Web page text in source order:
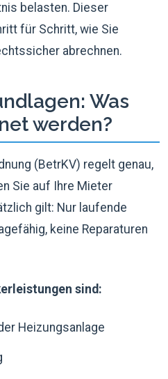
belasten. Dieser
für Schritt, wie Sie
abrechnen.
Was
werden?
(BetrKV) regelt genau,
Sie auf Ihre Mieter
gilt: Nur laufende
keine Reparaturen
sind:
Heizungsanlage